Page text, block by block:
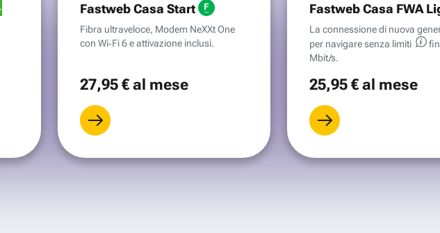
Fastweb Casa Start
Fibra ultraveloce, Modem NeXXt One
con Wi‑Fi 6 e attivazione inclusi.
27,95 €al mese
Fastweb Casa FWA
La connessione di nuova
per navigare senza limiti
Mbit/s.
25,95 €al mese